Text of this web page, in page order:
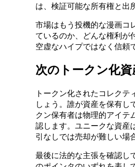
は、検証可能な所有権と出
市場はもう投機的な漫画コ
ているのか、どんな権利が
空虚なハイプではなく信頼
次のトークン化
トークン化されたコレク
しょう。誰が資産を保有し
クン保有者は物理的アイテ
認します。ユニークな資産
引なしでは売却が難しい場
最後に法的な主張を確認し